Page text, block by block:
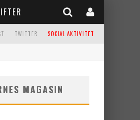
SOCIAL AKTIVITET
TWITTER
MAGASIN